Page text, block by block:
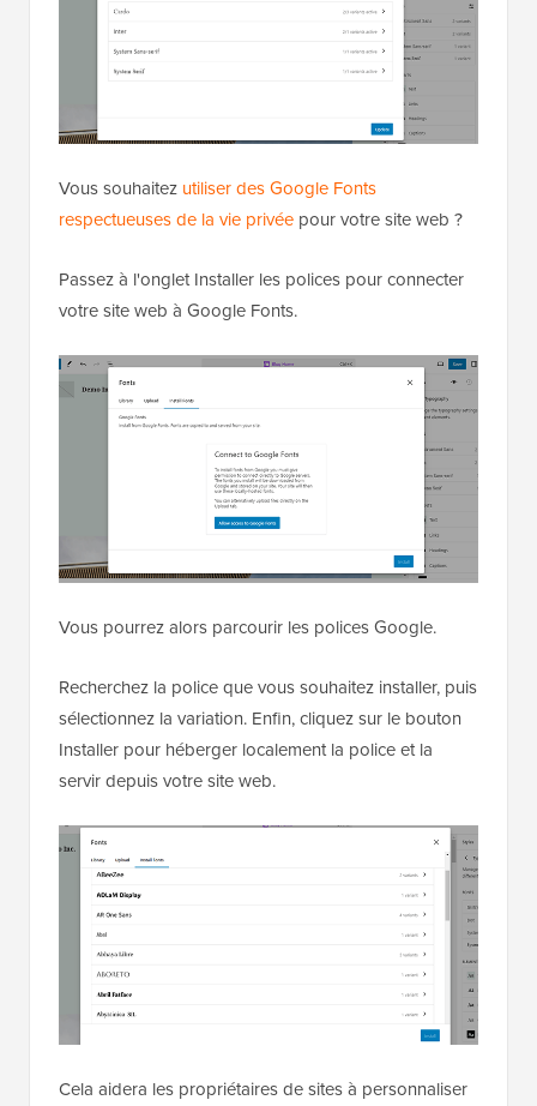
Vous souhaitez utiliser des Google Fonts
respectueuses de la vie privée pour votre site web ?
Passez à l'onglet Installer les polices pour connecter
votre site web à Google Fonts.
Vous pourrez alors parcourir les polices Google.
Recherchez la police que vous souhaitez installer, puis
sélectionnez la variation. Enfin, cliquez sur le bouton
Installer pour héberger localement la police et la
servir depuis votre site web.
Cela aidera les propriétaires de sites à personnaliser